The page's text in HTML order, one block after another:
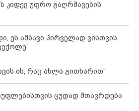
კიდევ უფრო გაღრმავების
ეს ამბავი პირველად ვისთვის
ის, რაც ახლა გითხარით“
ცუდად მთავრდება